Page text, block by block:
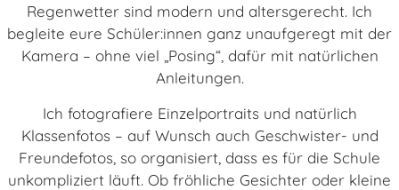
Regenwetter sind modern und altersgerecht. Ich
begleite eure Schüler:innen ganz unaufgeregt mit der
Kamera – ohne viel „Posing“, dafür mit natürlichen
Anleitungen.
Ich fotografiere Einzelportraits und natürlich
Klassenfotos – auf Wunsch auch Geschwister- und
Freundefotos, so organisiert, dass es für die Schule
unkompliziert läuft. Ob fröhliche Gesichter oder kleine